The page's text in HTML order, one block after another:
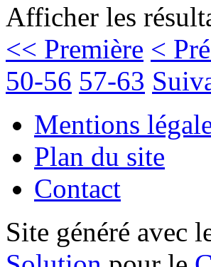
Afficher les
<< Première <
50-56 57-63
Mentions
Plan du site
Contact
Site généré avec